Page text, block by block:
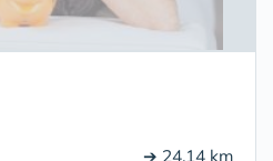
➔ 24.14 km